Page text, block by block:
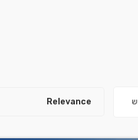
3
3
Relevance